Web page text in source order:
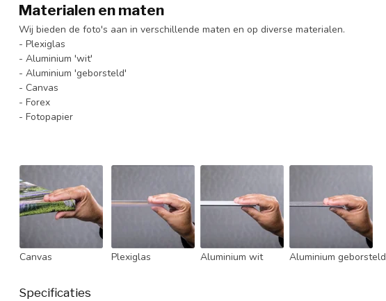
Materialen en maten
Wij bieden de foto's aan in verschillende maten en op diverse materialen.
- Plexiglas
- Aluminium 'wit'
- Aluminium 'geborsteld'
- Canvas
- Forex
- Fotopapier
Canvas Plexiglas Aluminium wit Aluminium geborsteld
Specificaties